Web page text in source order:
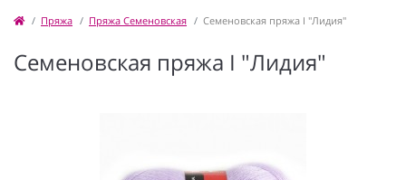
Пряжа Пряжа Семеновская Семеновская пряжа I "Лидия"
Семеновская пряжа I "Лидия"